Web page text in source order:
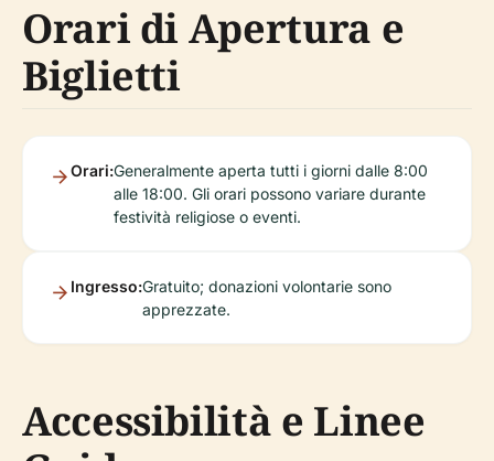
Orari di Apertura e
Biglietti
Orari:Generalmente aperta tutti i giorni dalle 8:00
alle 18:00. Gli orari possono variare durante
festività religiose o eventi.
Ingresso:Gratuito; donazioni volontarie sono
apprezzate.
Accessibilità e Linee